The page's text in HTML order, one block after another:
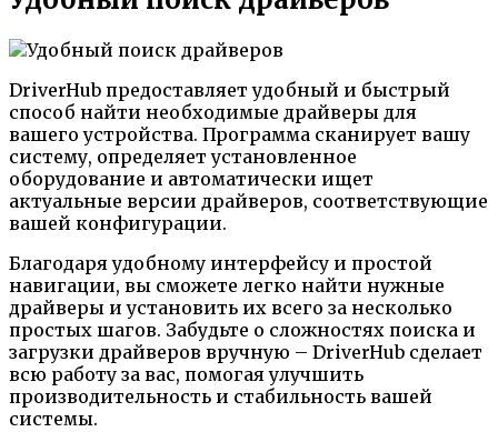
DriverHub предоставляет удобный и быстрый
способ найти необходимые драйверы для
вашего устройства. Программа сканирует вашу
систему, определяет установленное
оборудование и автоматически ищет
актуальные версии драйверов, соответствующие
вашей конфигурации.
Благодаря удобному интерфейсу и простой
навигации, вы сможете легко найти нужные
драйверы и установить их всего за несколько
простых шагов. Забудьте о сложностях поиска и
загрузки драйверов вручную – DriverHub сделает
всю работу за вас, помогая улучшить
производительность и стабильность вашей
системы.